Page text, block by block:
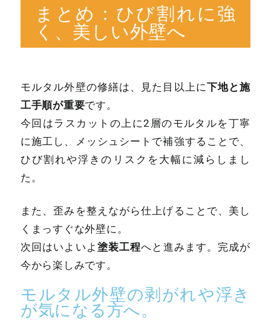
まとめ：ひび割れに強
く、美しい外壁へ
モルタル外壁の修繕は、見た目以上に下地と施
工手順が重要です。
今回はラスカットの上に2層のモルタルを丁寧
に施工し、メッシュシートで補強することで、
ひび割れや浮きのリスクを大幅に減らしまし
た。
また、歪みを整えながら仕上げることで、美し
くまっすぐな外壁に。
次回はいよいよ 塗装工程へと進みます。完成が
今から楽しみです。
モルタル外壁の剥がれや浮き
が気になる方へ。